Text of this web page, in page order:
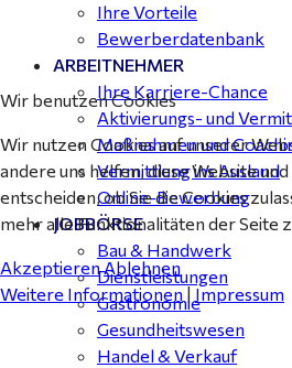
Ihre Vorteile
Bewerberdatenbank
ARBEITNEHMER
Ihre Karriere-Chance
Aktivierungs- und
Maßnahmen und
Vermittlung ins Ausland
Online-Bewerbung
JOBBÖRSE
Bau & Handwerk
Dienstleistungen
Gastronomie
Gesundheitswesen
Handel & Verkauf
Wir benutzen Cookies
Wir nutzen Cookies auf unserer
andere uns helfen, diese Website
entscheiden, ob Sie die Cookies
mehr alle Funktionalitäten der Seite
AkzeptierenAblehnen
Weitere Informationen | Impressum